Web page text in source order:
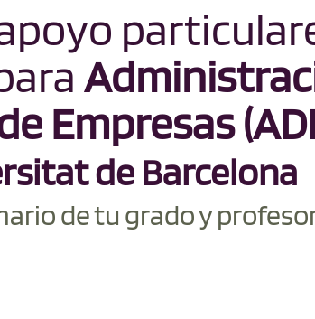
Empresas
de Barcelona
de tu grado y